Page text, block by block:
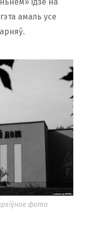
ідзе на
амаль усе
фота